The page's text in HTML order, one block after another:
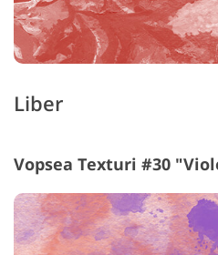
Liber
Vopsea Texturi #30